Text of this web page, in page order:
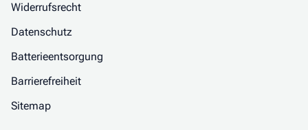
Widerrufsrecht
Datenschutz
Batterieentsorgung
Barrierefreiheit
Sitemap